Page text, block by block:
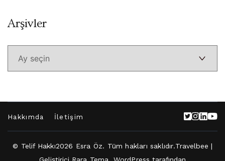
ArşivlerArşivler
Hakkımda İletişim
© Telif Hakkı2026 Esra Öz. Tüm hakları saklıdır.Travelbee |